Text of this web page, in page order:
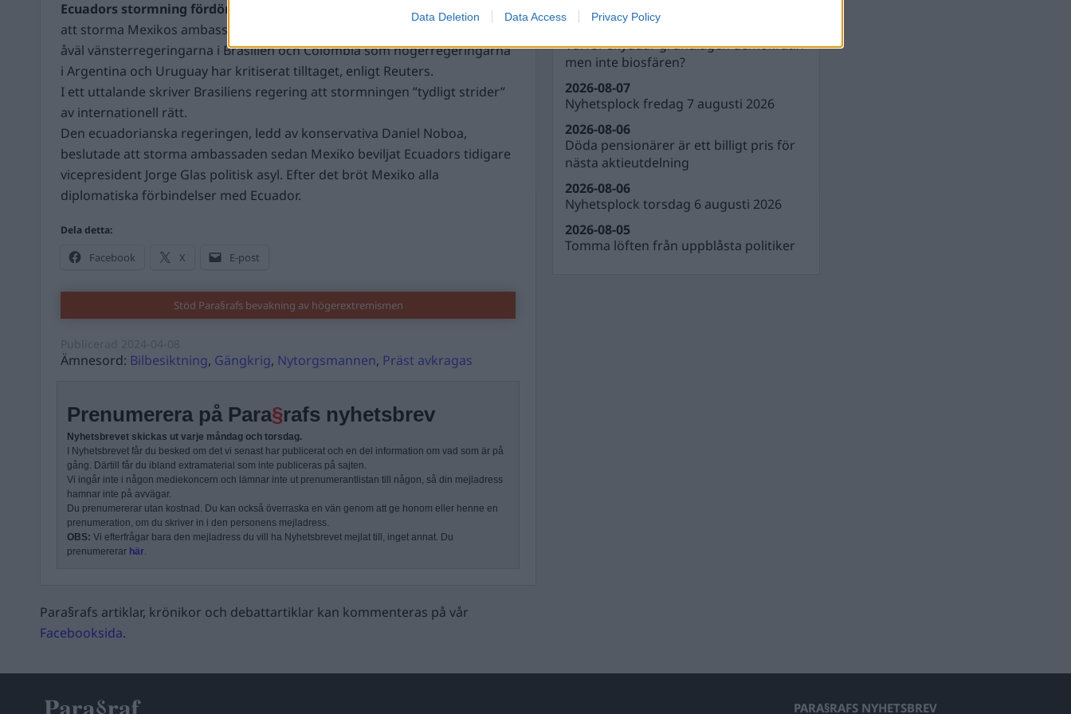
Data Deletion Data Access Privacy Policy
Ecuadors stormning fördöms över hela Latinamerika.
Ecuadors beslut
att storma Mexikos ambassad fördöms av stora delar av Latinamerika. S
åväl vänsterregeringarna i Brasilien och Colombia som högerregeringarna
i Argentina och Uruguay har kritiserat tilltaget, enligt Reuters.
I ett uttalande skriver Brasiliens regering att stormningen ”tydligt strider”
av internationell rätt.
Den ecuadorianska regeringen, ledd av konservativa Daniel Noboa,
beslutade att storma ambassaden sedan Mexiko beviljat Ecuadors tidigare
vicepresident Jorge Glas politisk asyl. Efter det bröt Mexiko alla
diplomatiska förbindelser med Ecuador.
Dela detta:
Facebook X E-post
Stöd Para§rafs bevakning av högerextremismen
Ämnesord: Bilbesiktning, Gängkrig, Nytorgsmannen, Präst avkragas
Prenumerera på Para§rafs nyhetsbrev
Nyhetsbrevet skickas ut varje måndag och torsdag.
I Nyhetsbrevet får du besked om det vi senast har publicerat och en del information om vad som är på
gång. Därtill får du ibland extramaterial som inte publiceras på sajten.
Vi ingår inte i någon mediekoncern och lämnar inte ut prenumerantlistan till någon, så din mejladress
hamnar inte på avvägar.
Du prenumererar utan kostnad. Du kan också överraska en vän genom att ge honom eller henne en
prenumeration, om du skriver in i den personens mejladress.
OBS: Vi efterfrågar bara den mejladress du vill ha Nyhetsbrevet mejlat till, inget annat. Du
prenumererar här.
Para§rafs artiklar, krönikor och debattartiklar kan kommenteras på vår
Facebooksida.
Varför skyddar grundlagen demokratin
men inte biosfären?
2026-08-07
Nyhetsplock fredag 7 augusti 2026
2026-08-07
Döda pensionärer är ett billigt pris för
nästa aktieutdelning
2026-08-06
Nyhetsplock torsdag 6 augusti 2026
2026-08-06
Tomma löften från uppblåsta politiker
2026-08-05
PARA§RAFS NYHETSBREV